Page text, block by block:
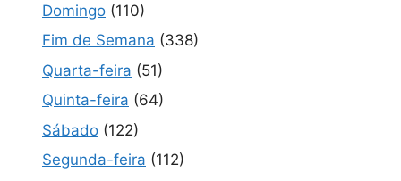
Domingo (110)
Fim de Semana (338)
Quarta-feira (51)
Quinta-feira (64)
Sábado (122)
Segunda-feira (112)